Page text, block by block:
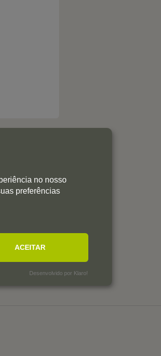
0
0
0
no nosso
preferências
ACEITAR
Desenvolvido por Klaro!